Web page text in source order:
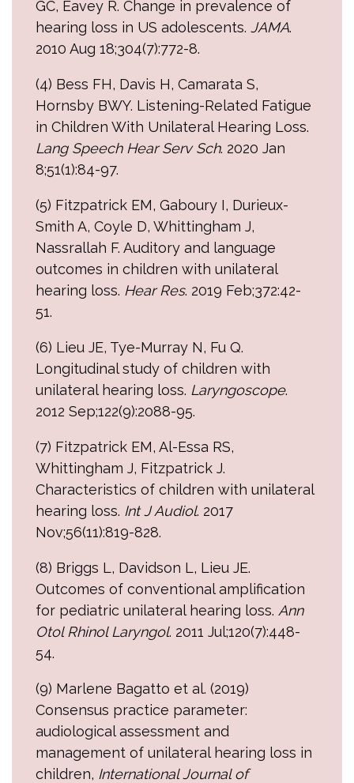
GC, Eavey R. Change in prevalence of
hearing loss in US adolescents. JAMA.
2010 Aug 18;304(7):772-8.
(4) Bess FH, Davis H, Camarata S,
Hornsby BWY. Listening-Related Fatigue
in Children With Unilateral Hearing Loss.
Lang Speech Hear Serv Sch. 2020 Jan
8;51(1):84-97.
(5) Fitzpatrick EM, Gaboury I, Durieux-
Smith A, Coyle D, Whittingham J,
Nassrallah F. Auditory and language
outcomes in children with unilateral
hearing loss. Hear Res. 2019 Feb;372:42-
51.
(6) Lieu JE, Tye-Murray N, Fu Q.
Longitudinal study of children with
unilateral hearing loss. Laryngoscope.
2012 Sep;122(9):2088-95.
(7) Fitzpatrick EM, Al-Essa RS,
Whittingham J, Fitzpatrick J.
Characteristics of children with unilateral
hearing loss. Int J Audiol. 2017
Nov;56(11):819-828.
(8) Briggs L, Davidson L, Lieu JE.
Outcomes of conventional amplification
for pediatric unilateral hearing loss. Ann
Otol Rhinol Laryngol. 2011 Jul;120(7):448-
54.
(9) Marlene Bagatto et al. (2019)
Consensus practice parameter:
audiological assessment and
management of unilateral hearing loss in
children, International Journal of